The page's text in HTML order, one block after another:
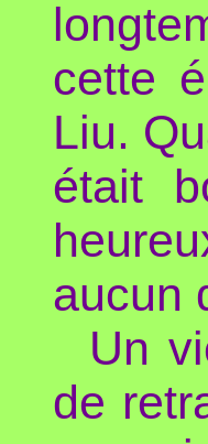
cette
Liu.
était
aucun
Un
de